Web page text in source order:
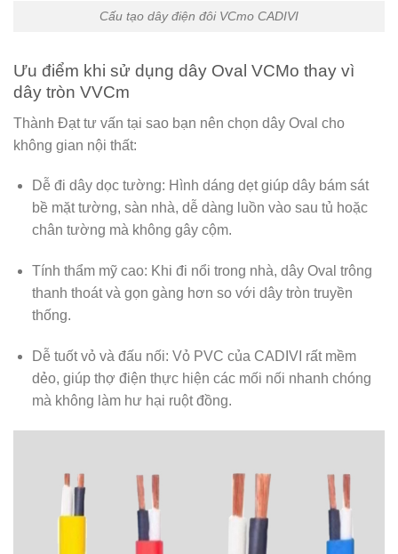
Cấu tạo dây điện đôi VCmo CADIVI
Ưu điểm khi sử dụng dây Oval VCMo thay vì
dây tròn VVCm
Thành Đạt tư vấn tại sao bạn nên chọn dây Oval cho
không gian nội thất:
Dễ đi dây dọc tường: Hình dáng dẹt giúp dây bám sát
bề mặt tường, sàn nhà, dễ dàng luồn vào sau tủ hoặc
chân tường mà không gây cộm.
Tính thẩm mỹ cao: Khi đi nổi trong nhà, dây Oval trông
thanh thoát và gọn gàng hơn so với dây tròn truyền
thống.
Dễ tuốt vỏ và đấu nối: Vỏ PVC của CADIVI rất mềm
dẻo, giúp thợ điện thực hiện các mối nối nhanh chóng
mà không làm hư hại ruột đồng.